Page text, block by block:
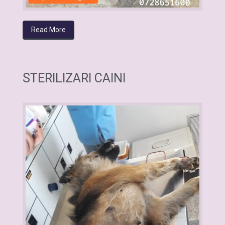
Read More
STERILIZARI CAINI